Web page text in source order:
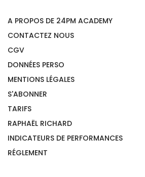
A PROPOS DE 24PM ACADEMY
CONTACTEZ NOUS
CGV
DONNÉES PERSO
MENTIONS LÉGALES
S'ABONNER
TARIFS
RAPHAËL RICHARD
INDICATEURS DE PERFORMANCES
RÉGLEMENT